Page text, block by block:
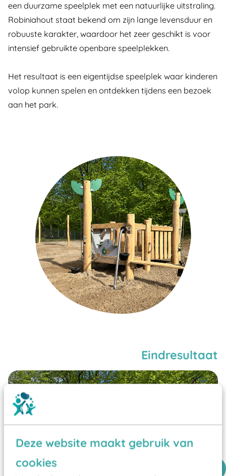
Deze website maakt gebruik van
cookies
een duurzame speelplek met een natuurlijke uitstraling.
Robiniahout staat bekend om zijn lange levensduur en
robuuste karakter, waardoor het zeer geschikt is voor
intensief gebruikte openbare speelplekken.
Het resultaat is een eigentijdse speelplek waar kinderen
volop kunnen spelen en ontdekken tijdens een bezoek
aan het park.
Eindresultaat